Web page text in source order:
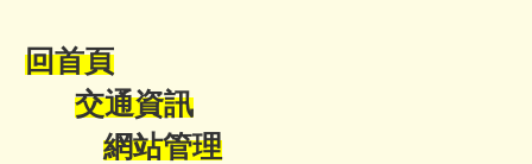
回首頁
交通資訊
網站管理